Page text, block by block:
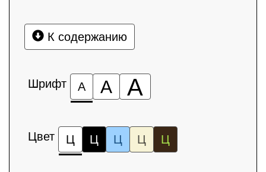
К содержанию
Шрифт А А А
Цвет Ц Ц Ц Ц Ц